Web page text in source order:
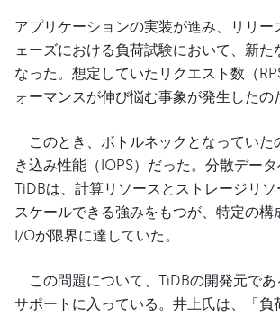
アプリケーションの実装が進み、リリー
ェーズにおける負荷試験において、新た
なった。想定していたリクエスト数（
ォーマンスが伸び悩む事象が発生したの
このとき、ボトルネックとなっていた
き込み性能（IOPS）だった。分散デー
TiDBは、計算リソースとストレージリ
スケールできる強みをもつが、特定の構
I/Oが限界に達していた。
この問題について、TiDBの開発元であ
サポートに入っている。井上氏は、「負